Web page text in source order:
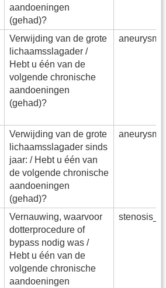
aandoeningen
(gehad)?
Verwijding van de grote
lichaamsslagader /
Hebt u één van de
volgende chronische
aandoeningen
(gehad)?
Verwijding van de grote
lichaamsslagader sinds
jaar: / Hebt u één van
de volgende chronische
aandoeningen
(gehad)?
Vernauwing, waarvoor
dotterprocedure of
bypass nodig was /
Hebt u één van de
volgende chronische
aandoeningen